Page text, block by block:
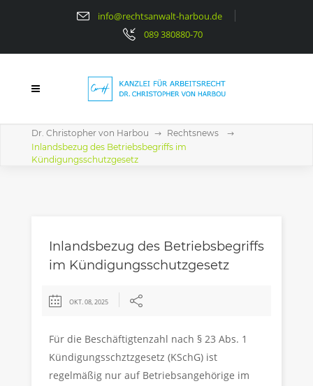
info@rechtsanwalt-harbou.de
089 380880-70
Dr. Christopher von Harbou
Rechtsnews
Inlandsbezug des Betriebsbegriffs im
Kündigungsschutzgesetz
Inlandsbezug des Betriebsbegriffs
im Kündigungsschutzgesetz
OKT. 08, 2025
Für die Beschäftigtenzahl nach § 23 Abs. 1
Kündigungsschztzgesetz (KSchG) ist
regelmäßig nur auf Betriebsangehörige im